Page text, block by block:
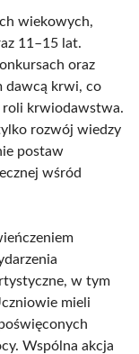
wiekowych,
11–15 lat.
oraz
dawcą krwi, co
roli krwiodawstwa.
rozwój wiedzy
postaw
wśród
w tym
mieli
Wspólna akcja